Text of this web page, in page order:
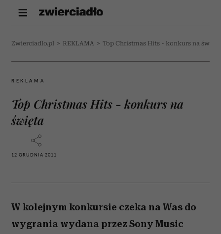
Zwierciadlo.pl > REKLAMA > Top Christmas Hits - konkurs na święta
REKLAMA
Top Christmas Hits - konkurs na
święta
12 GRUDNIA 2011
W kolejnym konkursie czeka na Was do
wygrania wydana przez Sony Music